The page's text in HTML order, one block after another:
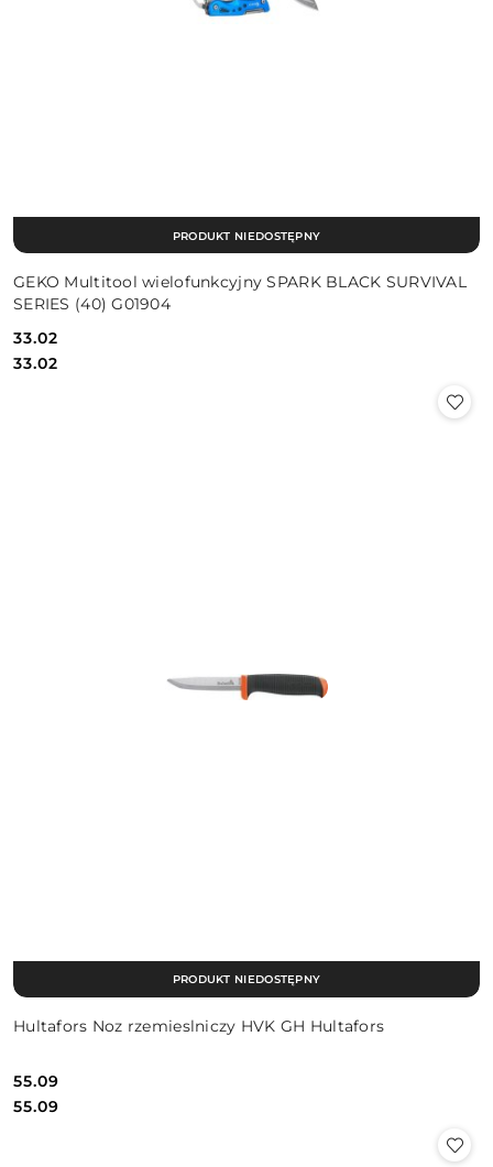
GEKO Multitool wielofunkcyjny SPARK BLACK SURVIVAL
SERIES (40) G01904
Cena:
33.02
Cena:
33.02
PRODUKT NIEDOSTĘPNY
Hultafors Noz rzemieslniczy HVK GH Hultafors
Cena:
55.09
Cena:
55.09
PRODUKT NIEDOSTĘPNY